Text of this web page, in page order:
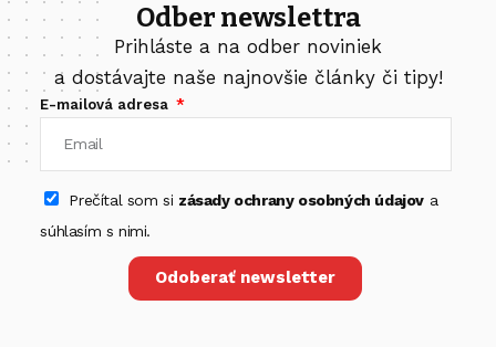
Odber newslettra
Prihláste a na odber noviniek
a dostávajte naše najnovšie články či tipy!
E-mailová adresa
Prečítal som si zásady ochrany osobných údajova
súhlasím s nimi.
Odoberať newsletter